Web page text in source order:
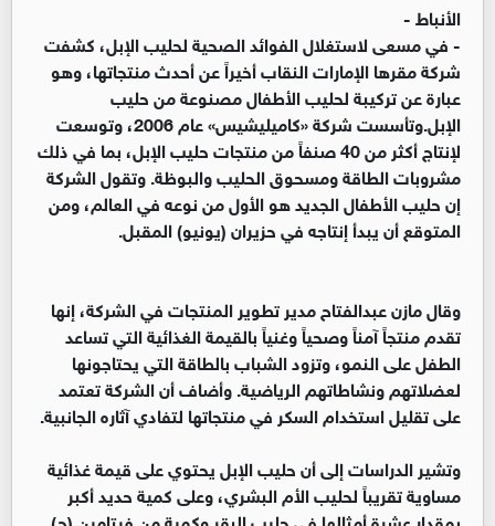
الأنباط -
- في مسعى لاستغلال الفوائد الصحية لحليب الإبل، كشفت
شركة مقرها الإمارات النقاب أخيراً عن أحدث منتجاتها، وهو
عبارة عن تركيبة لحليب الأطفال مصنوعة من حليب
الإبل.وتأسست شركة «كاميليشيس» عام 2006، وتوسعت
لإنتاج أكثر من 40 صنفاً من منتجات حليب الإبل، بما في ذلك
مشروبات الطاقة ومسحوق الحليب والبوظة. وتقول الشركة
إن حليب الأطفال الجديد هو الأول من نوعه في العالم، ومن
المتوقع أن يبدأ إنتاجه في حزيران (يونيو) المقبل.
وقال مازن عبدالفتاح مدير تطوير المنتجات في الشركة، إنها
تقدم منتجاً آمناً وصحياً وغنياً بالقيمة الغذائية التي تساعد
الطفل على النمو، وتزود الشباب بالطاقة التي يحتاجونها
لعضلاتهم ونشاطاتهم الرياضية. وأضاف أن الشركة تعتمد
على تقليل استخدام السكر في منتجاتها لتفادي آثاره الجانبية.
وتشير الدراسات إلى أن حليب الإبل يحتوي على قيمة غذائية
مساوية تقريباً لحليب الأم البشري، وعلى كمية حديد أكبر
بمقدار عشرة أمثالها في حليب البقر وكمية من فيتامين (ج)